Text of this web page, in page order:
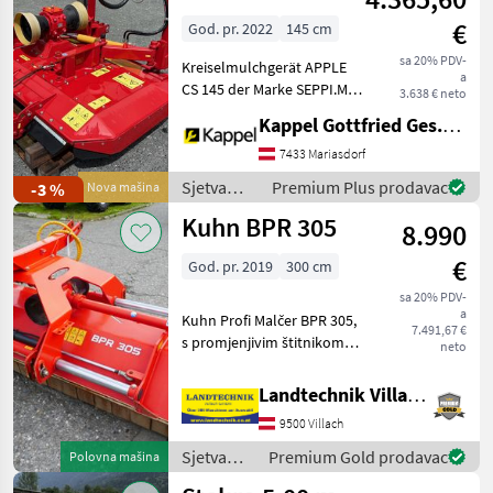
i dr) /
Vigolo
-3 % Nova mašina
Sichelmulcher
hydr.
ausschwenkbar
€
sa 20% PDV-
a
3.638 € neto
God. pr. 2022
145 cm
Kreiselmulchgerät APPLE
CS 145 der Marke SEPPI.M
Lagermaschine - Neugerät •
mäht Gras und Unkraut bis
zu 1cm Ø, •
Arbeitsgeschwindigkeit 6-9
km/h,
Kappel Gottfried Ges.m.b.H.
7433 Mariasdorf
Sjetva
(sijačice,
mulčeri,
i dr) /
Premium Plus prodavac
Polovna mašina
Kuhn BPR 305
8.990
€
sa 20% PDV-
a
7.491,67 €
neto
God. pr. 2019 300 cm
Kuhn Profi Malčer BPR 305,
s promjenjivim štitnikom
bočnim pomicanjem,
valjkom za tlo s bočnim
klizačima, za prednju i
stražnju montažu, čekić
Landtechnik Villach GmbH
9500 Villach
Sjetva
(sijačice,
Premium Gold prodavac